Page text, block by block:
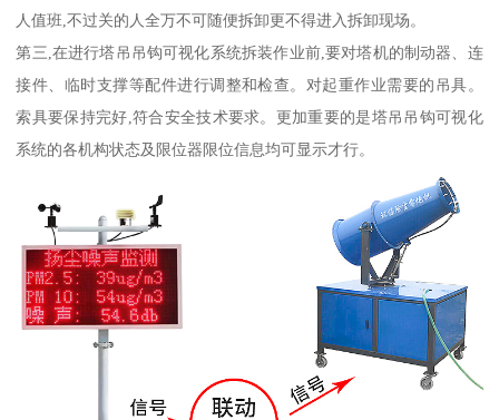
人值班,不过关的人全万不可随便拆卸更不得进入拆卸现场。
第三,在进行塔吊吊钩可视化系统拆装作业前,要对塔机的制动器、连
接件、临时支撑等配件进行调整和检查。对起重作业需要的吊具。
索具要保持完好,符合安全技术要求。更加重要的是塔吊吊钩可视化
系统的各机构状态及限位器限位信息均可显示才行。